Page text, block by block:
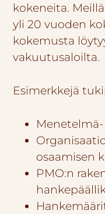
kokeneita.
yli 20 vuoden
kokemusta
vakuutusaloilta.
Esimerkkejä
osaamisen
PMO:n